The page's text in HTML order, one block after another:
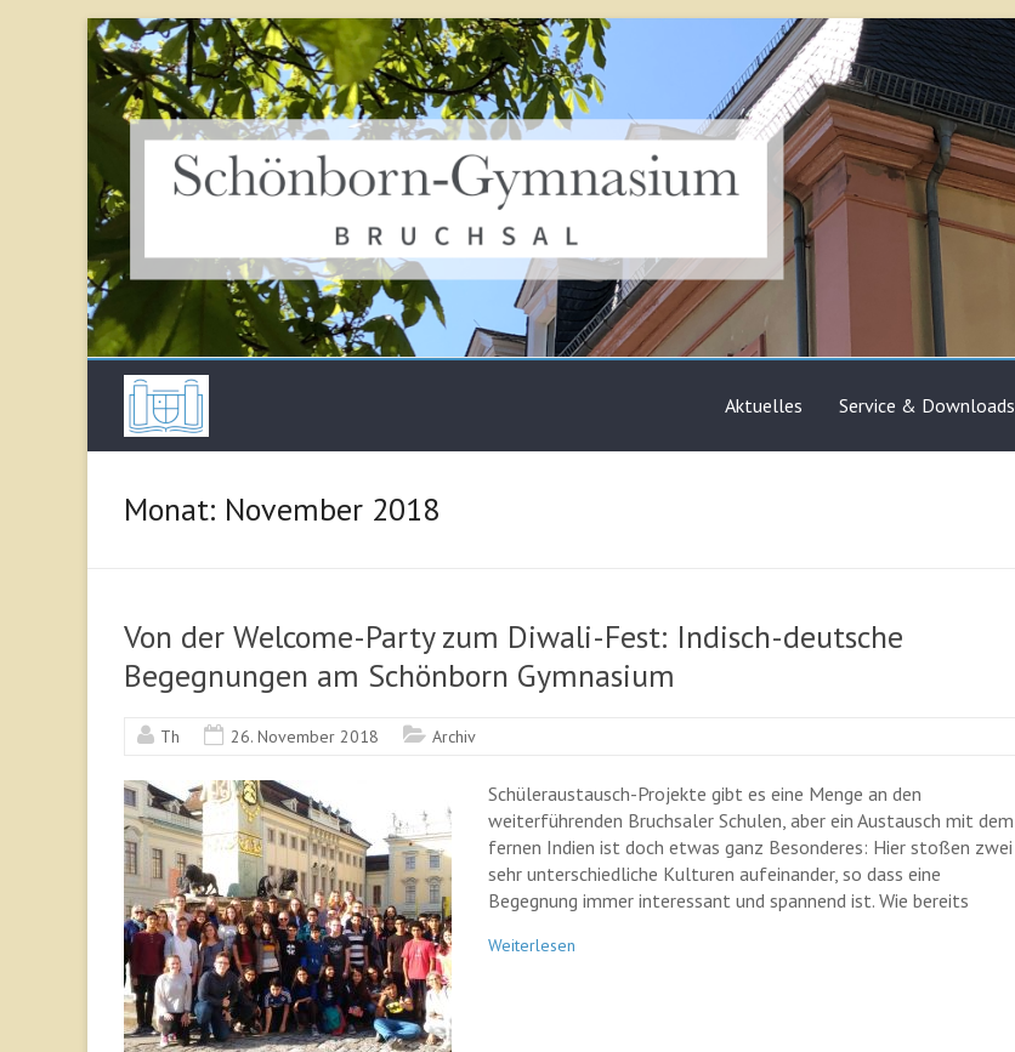
Skip
to
content
Schönborn Gymnasium Bruchsal
Aktuelles Service & Downloads
Monat: November 2018
Von der Welcome-Party zum Diwali-Fest: Indisch-deutsche
Begegnungen am Schönborn Gymnasium
Th 26. November 2018 Archiv
Schüleraustausch-Projekte gibt es eine Menge an den
weiterführenden Bruchsaler Schulen, aber ein Austausch mit dem
fernen Indien ist doch etwas ganz Besonderes: Hier stoßen zwei
sehr unterschiedliche Kulturen aufeinander, so dass eine
Begegnung immer interessant und spannend ist. Wie bereits
Weiterlesen